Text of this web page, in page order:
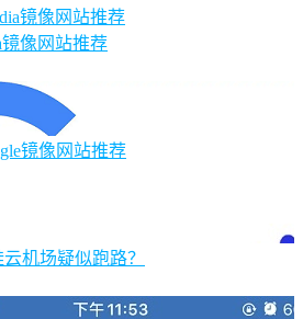
像网站推荐
镜像网站推荐
机场疑似跑路？